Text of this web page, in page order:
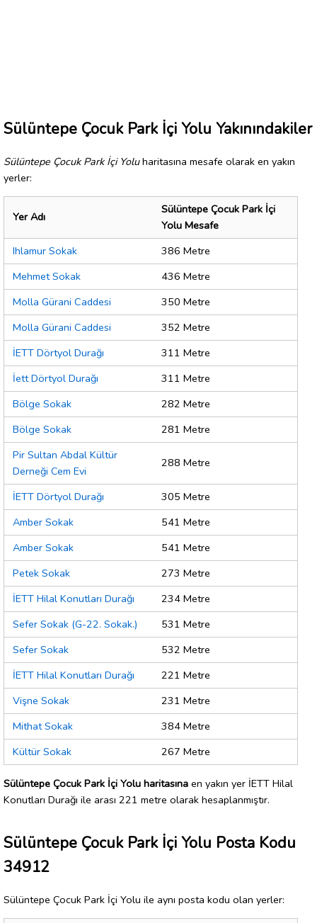
Sülüntepe Çocuk Park İçi Yolu Yakınındakiler
Sülüntepe Çocuk Park İçi Yoluharitasına mesafe olarak en yakın
yerler:
Yer Adı
Sülüntepe Çocuk Park İçi
Yolu Mesafe
Ihlamur Sokak
386 Metre
Mehmet Sokak
436 Metre
Molla Gürani Caddesi
350 Metre
Molla Gürani Caddesi
352 Metre
İETT Dörtyol Durağı
311 Metre
İett Dörtyol Durağı
311 Metre
Bölge Sokak
282 Metre
Bölge Sokak
281 Metre
Pir Sultan Abdal Kültür
Derneği Cem Evi
288 Metre
İETT Dörtyol Durağı
305 Metre
Amber Sokak
541 Metre
Amber Sokak
541 Metre
Petek Sokak
273 Metre
İETT Hilal Konutları Durağı
234 Metre
Sefer Sokak (G-22. Sokak.)
531 Metre
Sefer Sokak
532 Metre
İETT Hilal Konutları Durağı
221 Metre
Vişne Sokak
231 Metre
Mithat Sokak
384 Metre
Kültür Sokak
267 Metre
Sülüntepe Çocuk Park İçi Yolu haritasına en yakın yer İETT Hilal
Konutları Durağı ile arası 221 metre olarak hesaplanmıştır.
Sülüntepe Çocuk Park İçi Yolu Posta Kodu
34912
Sülüntepe Çocuk Park İçi Yolu ile aynı posta kodu olan yerler: